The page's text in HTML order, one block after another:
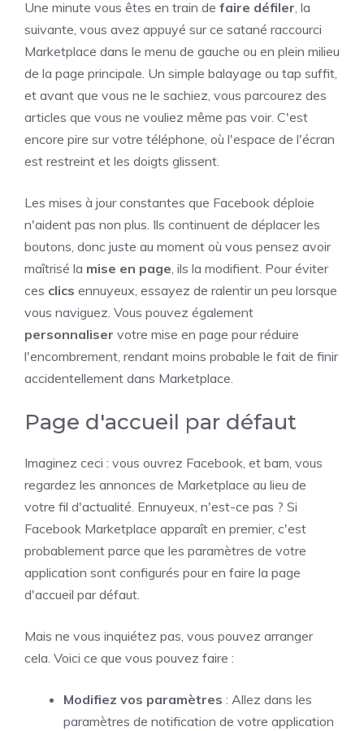
Une minute vous êtes en train de faire défiler, la
suivante, vous avez appuyé sur ce satané raccourci
Marketplace dans le menu de gauche ou en plein milieu
de la page principale. Un simple balayage ou tap suffit,
et avant que vous ne le sachiez, vous parcourez des
articles que vous ne vouliez même pas voir. C'est
encore pire sur votre téléphone, où l'espace de l'écran
est restreint et les doigts glissent.
Les mises à jour constantes que Facebook déploie
n'aident pas non plus. Ils continuent de déplacer les
boutons, donc juste au moment où vous pensez avoir
maîtrisé la mise en page, ils la modifient. Pour éviter
ces clics ennuyeux, essayez de ralentir un peu lorsque
vous naviguez. Vous pouvez également
personnaliser votre mise en page pour réduire
l'encombrement, rendant moins probable le fait de finir
accidentellement dans Marketplace.
Page d'accueil par défaut
Imaginez ceci : vous ouvrez Facebook, et bam, vous
regardez les annonces de Marketplace au lieu de
votre fil d'actualité. Ennuyeux, n'est-ce pas ? Si
Facebook Marketplace apparaît en premier, c'est
probablement parce que les paramètres de votre
application sont configurés pour en faire la page
d'accueil par défaut.
Mais ne vous inquiétez pas, vous pouvez arranger
cela. Voici ce que vous pouvez faire :
Modifiez vos paramètres : Allez dans les
paramètres de notification de votre application